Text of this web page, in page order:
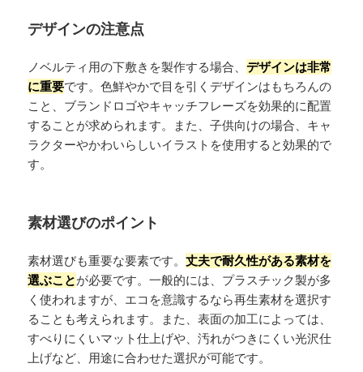
デザインの注意点
ノベルティ用の下敷きを製作する場合、デザインは非常
に重要です。色鮮やかで目を引くデザインはもちろんの
こと、ブランドロゴやキャッチフレーズを効果的に配置
することが求められます。また、子供向けの場合、キャ
ラクターやかわいらしいイラストを使用すると効果的で
す。
素材選びのポイント
素材選びも重要な要素です。丈夫で耐久性がある素材を
選ぶことが必要です。一般的には、プラスチック製が多
く使われますが、エコを意識するなら再生素材を選択す
ることも考えられます。また、表面の加工によっては、
すべりにくいマット仕上げや、汚れがつきにくい光沢仕
上げなど、用途に合わせた選択が可能です。